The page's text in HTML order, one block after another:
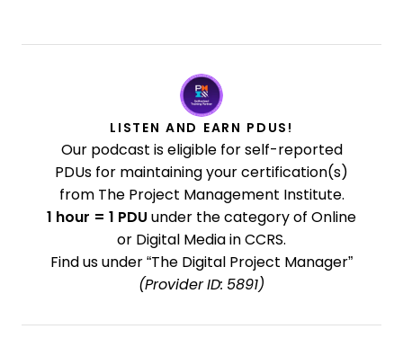
LISTEN AND EARN PDUS!
Our podcast is eligible for self-reported
PDUs for maintaining your certification(s)
from The Project Management Institute.
1 hour = 1 PDU under the category of Online
or Digital Media in CCRS.
Find us under “The Digital Project Manager”
(Provider ID: 5891)